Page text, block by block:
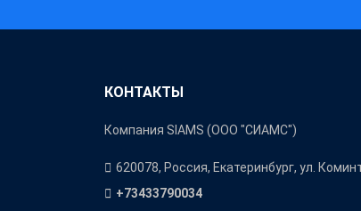
КОНТАКТЫ
Компания SIAMS (ООО "СИАМС")
620078, Россия, Екатеринбург, ул.
+73433790034